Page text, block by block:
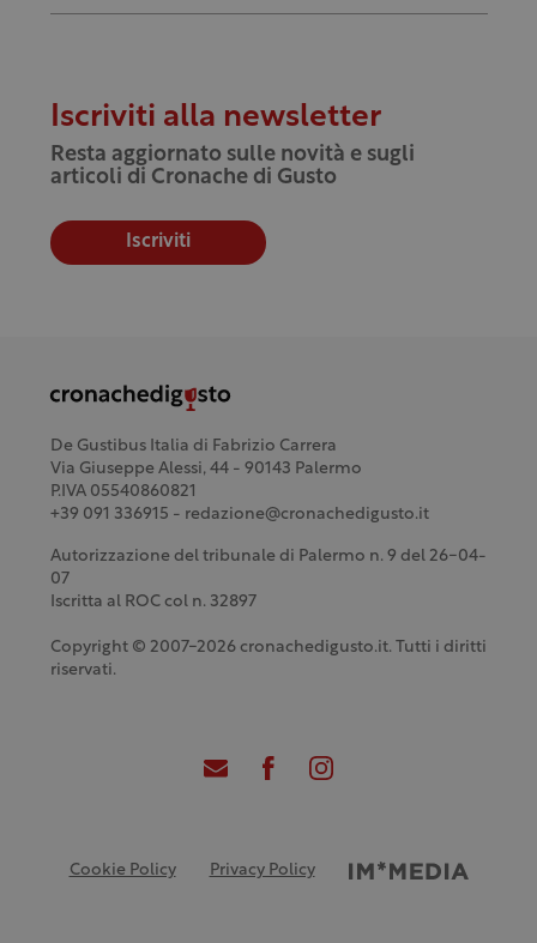
Iscriviti alla newsletter
Resta aggiornato sulle novità e sugli
articoli di Cronache di Gusto
Iscriviti
De Gustibus Italia di Fabrizio Carrera
Via Giuseppe Alessi, 44 - 90143 Palermo
P.IVA 05540860821
+39 091 336915 - redazione@cronachedigusto.it
Autorizzazione del tribunale di Palermo n. 9 del 26-04-
07
Iscritta al ROC col n. 32897
Copyright © 2007-2026 cronachedigusto.it. Tutti i diritti
riservati.
Cookie Policy Privacy Policy Credits